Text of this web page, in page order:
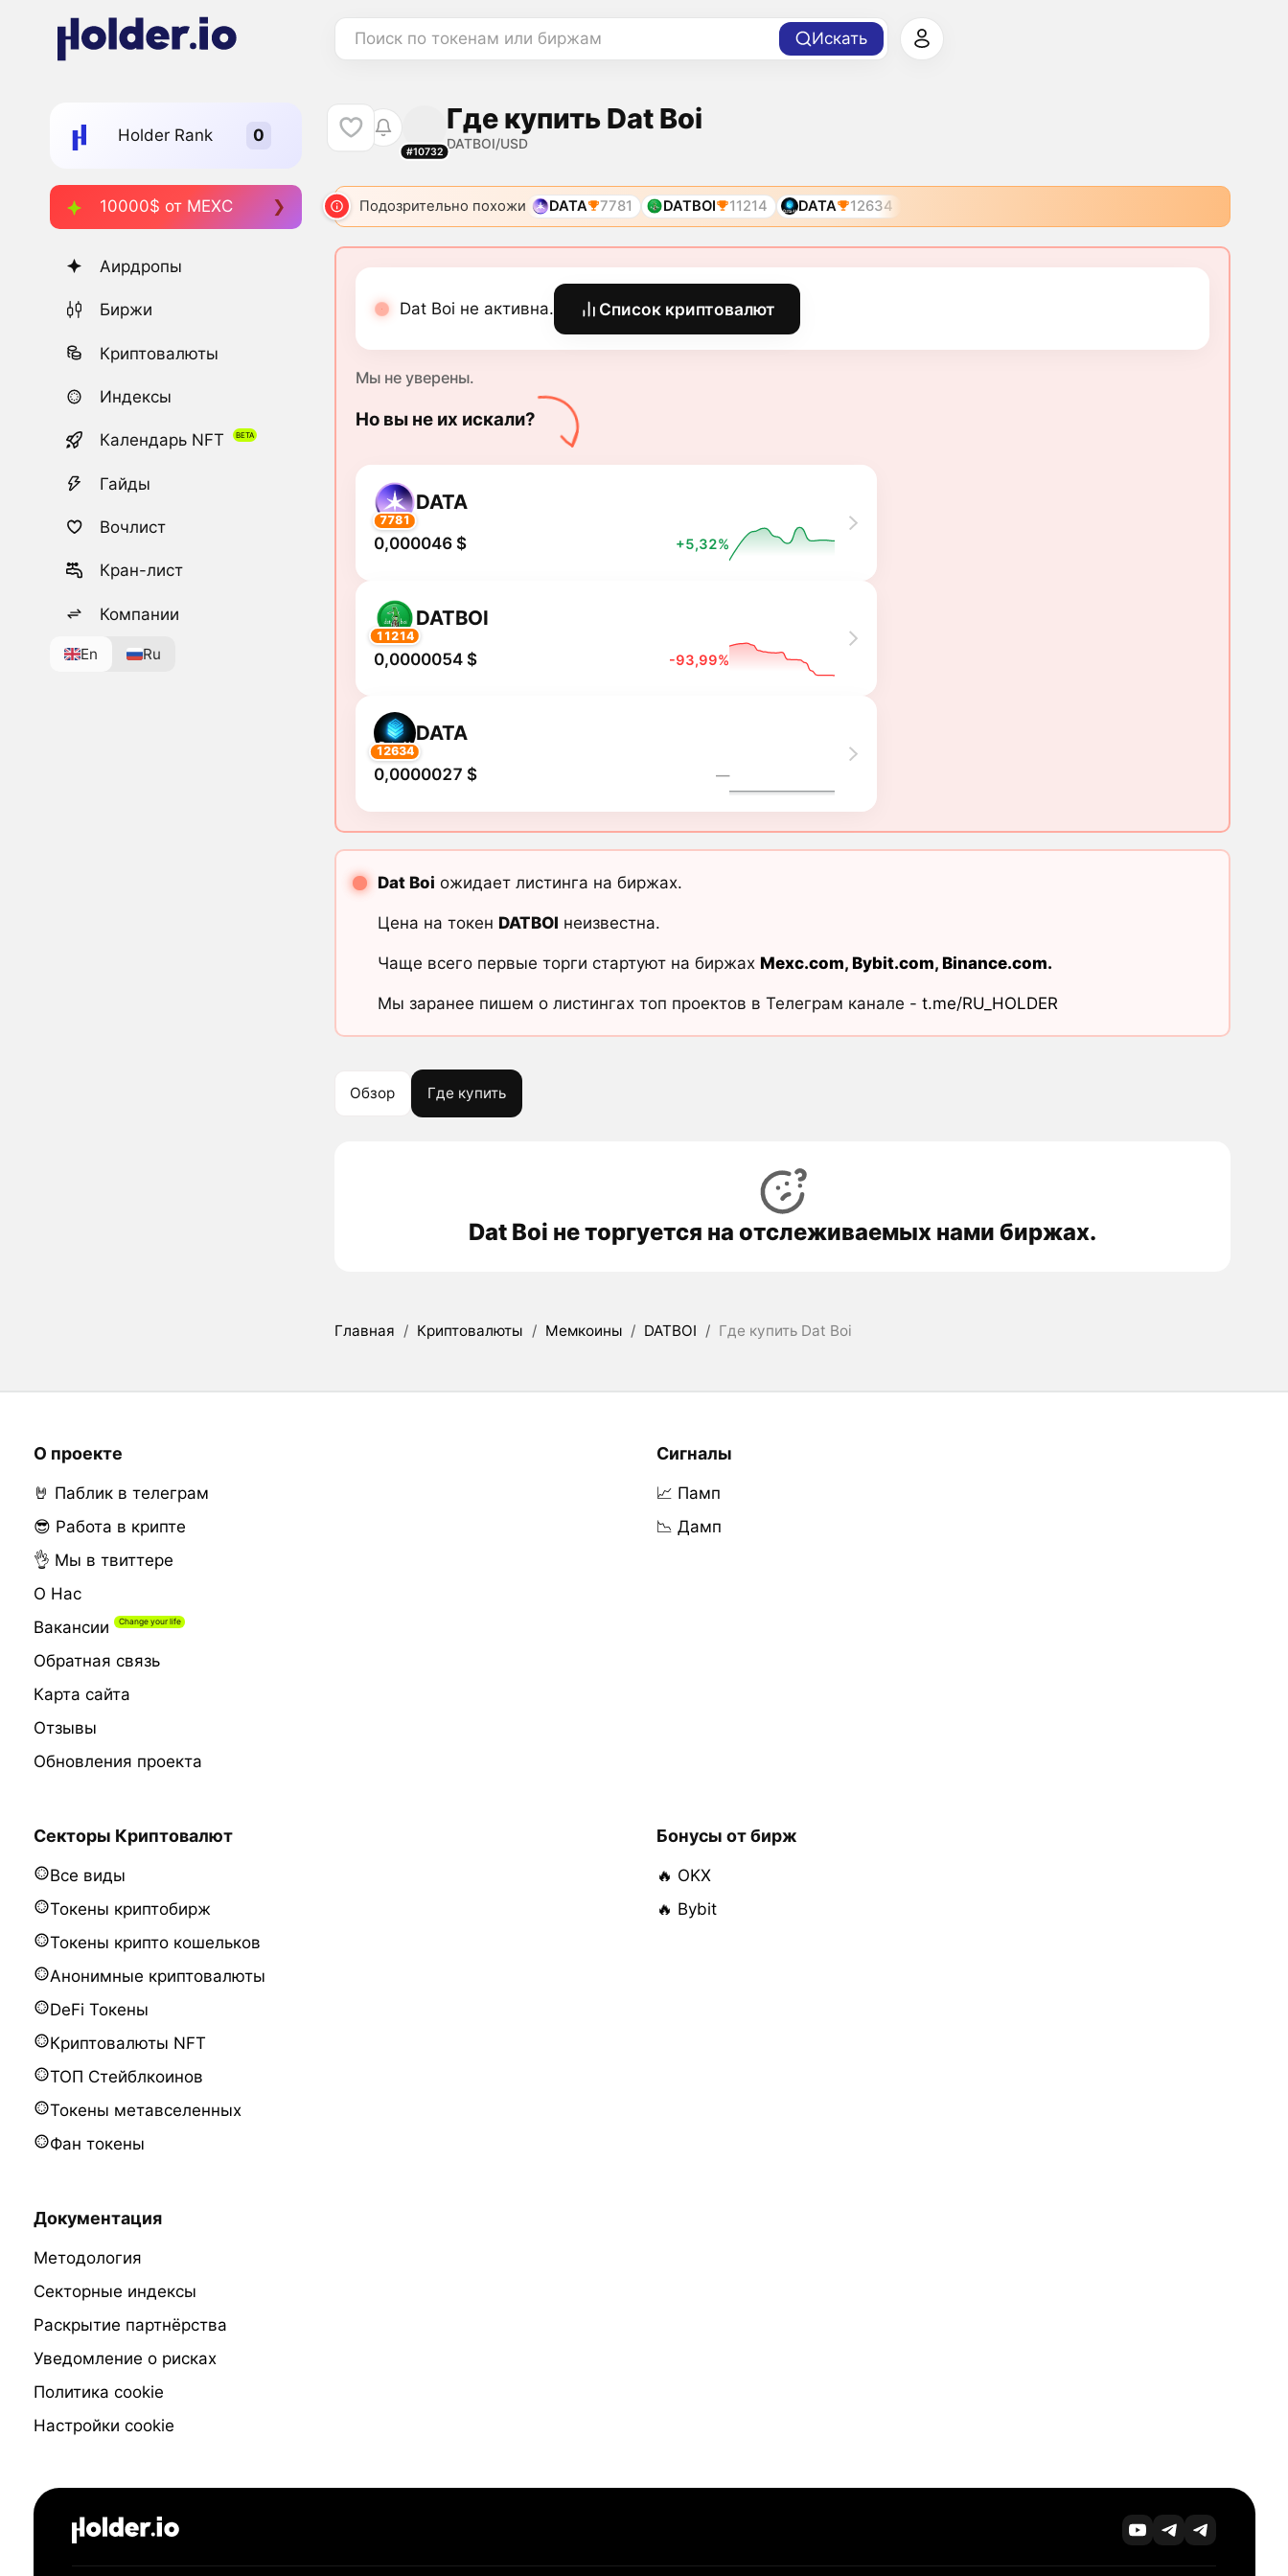
Поиск по токенам или биржам Искать
Holder Rank
10000$ от MEXC
Аирдропы
Биржи
Криптовалюты
Индексы
Календарь NFT
Гайды
Вочлист
Кран-лист
Компании
En Ru
#10732
Где купить Dat Boi
DATBOI/USD
Подозрительно похожи DATA 7781 DATBOI 11214 DATA 12634
Dat Boi не активна. Список криптовалют
Мы не уверены.
Но вы не их искали?
7781
DATA
0,000046 $ +5,32%
11214
DATBOI
0,0000054 $ -93,99%
12634
DATA
0,0000027 $ ―
Dat Boi ожидает листинга на биржах.
Цена на токен DATBOI неизвестна.
Чаще всего первые торги стартуют на биржах Mexc.com, Bybit.com, Binance.com.
Мы заранее пишем о листингах топ проектов в Телеграм канале - t.me/RU_HOLDER
Обзор Где купить
Dat Boi не торгуется на отслеживаемых нами биржах.
Главная / Криптовалюты / Мемкоины / DATBOI / Где купить Dat Boi
О проекте
🤘 Паблик в телеграм
😎 Работа в крипте
👌 Мы в твиттере
О Нас
Вакансии
Обратная связь
Карта сайта
Отзывы
Обновления проекта
Сигналы
📈 Памп
📉 Дамп
Секторы Криптовалют
Все виды
Токены криптобирж
Токены крипто кошельков
Анонимные криптовалюты
DeFi Токены
Криптовалюты NFT
ТОП Стейблкоинов
Токены метавселенных
Фан токены
Бонусы от бирж
🔥 OKX
🔥 Bybit
Документация
Методология
Секторные индексы
Раскрытие партнёрства
Уведомление о рисках
Политика cookie
Настройки cookie